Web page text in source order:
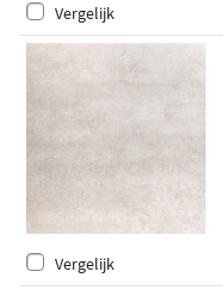
Vergelijk
Vergelijk